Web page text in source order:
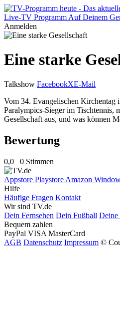
Live-TV Programm Auf Deinem
Anmelden
Eine starke
Talkshow FacebookXE-Mail
Vom 34. Evangelischen Kirchentag
Paralympics-Sieger im Tischtennis,
Gesellschaft aus, und was können
Bewertung
0,0 0 Stimmen
Appstore Playstore Amazon
Hilfe
Häufige Fragen Kontakt
Wir sind TV.de
Dein Fernsehen Dein Fußball
Bequem zahlen
PayPal VISA MasterCard
AGB Datenschutz Impressum ©